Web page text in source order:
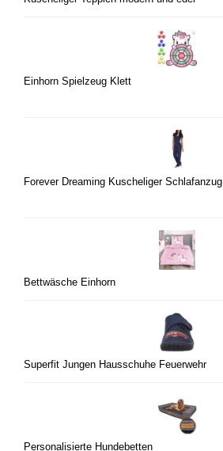
Einhorn Spielzeug Klett
Forever Dreaming Kuscheliger Schlafanzug
Bettwäsche Einhorn
Superfit Jungen Hausschuhe Feuerwehr
Personalisierte Hundebetten